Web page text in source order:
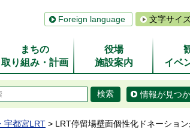
Foreign language 文字サイ
まちの
取り組み・計画
役場
施設案内
イベ
情報が見つ
宇都宮LRT > LRT停留場壁面個性化ドネーション